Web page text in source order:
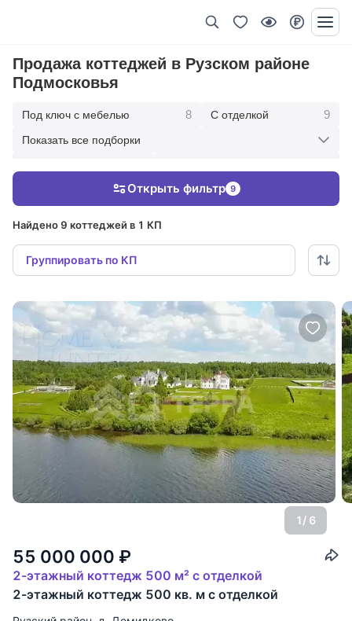
Продажа коттеджей в Рузском районе
Подмосковья
Под ключ с мебелью 8 С отделкой 9
с плоской крышей
Показать все подборки
Найдено 9 коттеджей в 1 КП
Группировать по КП
Открыть фильтр 9
1/ 6
55 000 000 ₽
2-этажный коттедж 500 м² с отделкой
2-этажный коттедж 500 кв. м с отделкой